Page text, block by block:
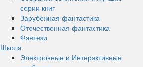
серии книг
Зарубежная фантастика
Отечественная фантастика
Фэнтези
Школа
Электронные и Интерактивные